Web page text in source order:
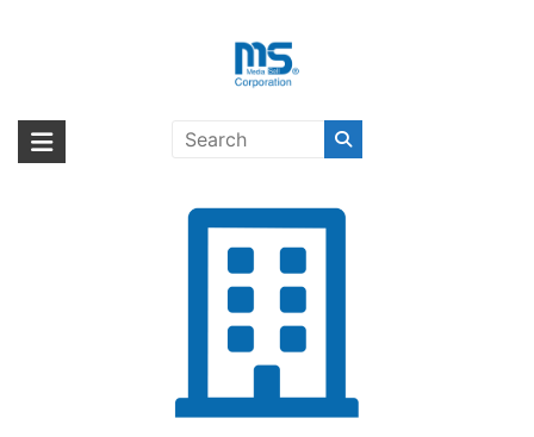
海外輸入ブランド商品｜株式会社
海外事業部が取り揃えている海外輸入商品には、日本では珍しい「海外ブ
ランド」をはじめ「ユニークな商品」「機能的な商品」「コストパフォー
業時間の変更について